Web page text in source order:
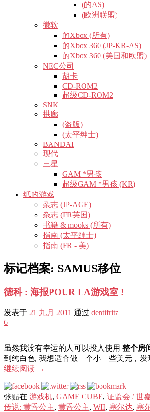
(的AS)
(欧洲联盟)
微软
的Xbox (所有)
的Xbox 360 (JP-KR-AS)
的Xbox 360 (美国和欧盟)
NEC公司
胡卡
CD-ROM2
超级CD-ROM2
SNK
拱廊
(盗版)
(太平绅士)
BANDAI
现代
三星
GAM *男孩
超级GAM *男孩 (KR)
纸的游戏
杂志 (JP-AGE)
杂志 (FR英国)
书籍 & mooks (所有)
指南 (太平绅士)
指南 (FR - 美)
标记档案: SAMUS移位
德科 : 海报POUR LA游戏室 !
发表于 21 九月 2011 通过 dentifritz
6
虽然我没有幸运的人可以投入使用 整个房
到纯白色, 我想适合做一个小一些美元，
继续阅读 →
张贴在 游戏机, GAME CUBE, 证监会 / 世
传说: 黄昏公主, 黄昏公主, WII, 塞尔达, 塞